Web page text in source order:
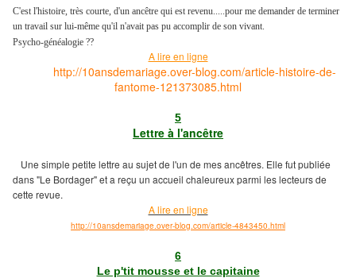
C'est l'histoire, très courte, d'un ancêtre qui est revenu.....pour me demander de terminer
un travail sur lui-même qu'il n'avait pas pu accomplir de son vivant.
Psycho-généalogie ??
A lire en ligne
http://10ansdemariage.over-blog.com/article-histoire-de-
fantome-121373085.html
5
Lettre à l'ancêtre
Une simple petite lettre au sujet de l'un de mes ancêtres. Elle fut publiée
dans "Le Bordager" et a reçu un accueil chaleureux parmi les lecteurs de
cette revue.
A lire en ligne
http://10ansdemariage.over-blog.com/article-4843450.html
6
Le p'tit mousse et le capitaine